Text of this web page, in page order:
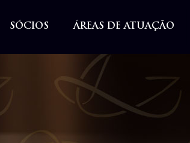
SÓCIOS ÁREAS DE ATUAÇÃO